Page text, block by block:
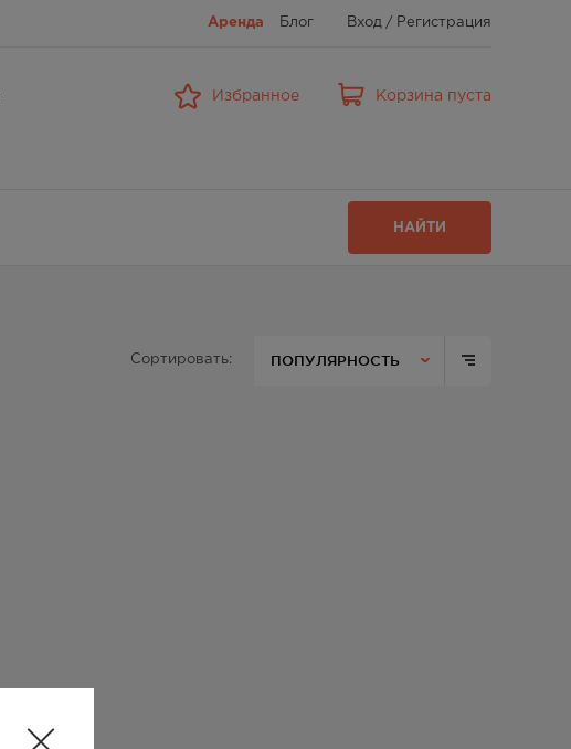
Аренда Блог Вход / Регистрация
Избранное Корзина пуста
НАЙТИ
Сортировать: ПОПУЛЯРНОСТЬ